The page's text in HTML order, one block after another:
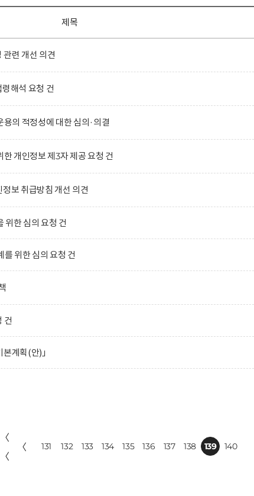
제목
관련 개선 의견
해석 요청 건
의 적정성에 대한 심의·의결
개인정보 제3자 제공 요청 건
보 취급방침 개선 의견
위한 심의 요청 건
를 위한 심의 요청 건
건
본계획(안)」
〈
〈
〈 131 132 133 134 135 136 137 138 139 140